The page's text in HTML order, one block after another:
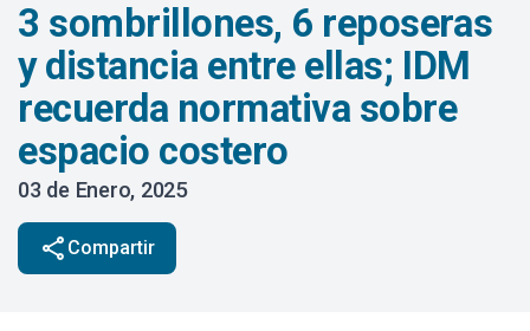
3 sombrillones, 6 reposeras
y distancia entre ellas; IDM
recuerda normativa sobre
espacio costero
03 de Enero, 2025
share Compartir